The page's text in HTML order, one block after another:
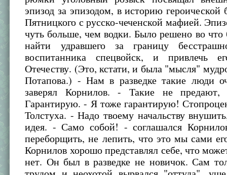
эпизод за эпизодом, в историю
Пятницкого с русско-чеченской мафией.
чуть больше, чем водки. Было решено во что
найти удравшего за границу
воспитанника спецвойск, и привлечь
Отечеству. (Это, кстати, и была "мысля"
Потапова.) - Нам в разведке такие люди
заверял Корнилов. - Такие не предают,
Гарантирую. - Я тоже гарантирую!
Толстуха. - Надо твоему начальству
идея. - Само собой! - соглашался
переборщить, не лепить, что это мы сами
Корнилов хорошо представлял себе, что
нет. Он был в разведке не новичок. Сам